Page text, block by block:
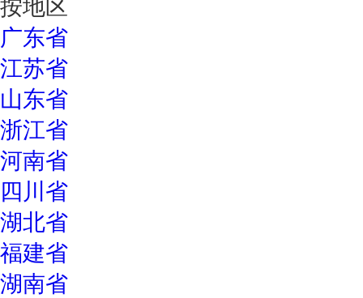
按地区
广东省
江苏省
山东省
浙江省
河南省
四川省
湖北省
福建省
湖南省